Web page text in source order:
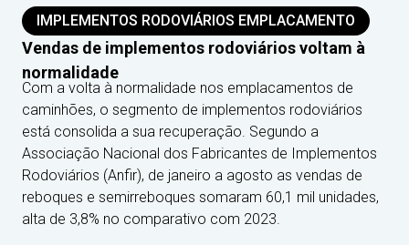
IMPLEMENTOS RODOVIÁRIOS EMPLACAMENTO
Vendas de implementos rodoviários voltam à
normalidade
Com a volta à normalidade nos emplacamentos de
caminhões, o segmento de implementos rodoviários
está consolida a sua recuperação. Segundo a
Associação Nacional dos Fabricantes de Implementos
Rodoviários (Anfir), de janeiro a agosto as vendas de
reboques e semirreboques somaram 60,1 mil unidades,
alta de 3,8% no comparativo com 2023.